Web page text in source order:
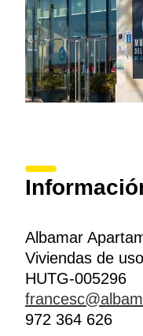
Albamar
Viviendas de
HUTG-005296
972 364 626